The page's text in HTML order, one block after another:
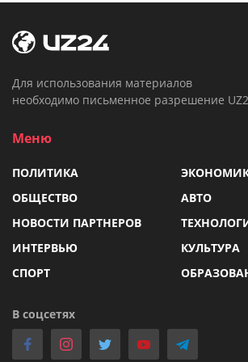
Для использования материалов
необходимо письменное разрешение
Меню
ПОЛИТИКА
ОБЩЕСТВО
АВТО
НОВОСТИ ПАРТНЕРОВ
ИНТЕРВЬЮ
КУЛЬТУРА
СПОРТ
В соцсетях